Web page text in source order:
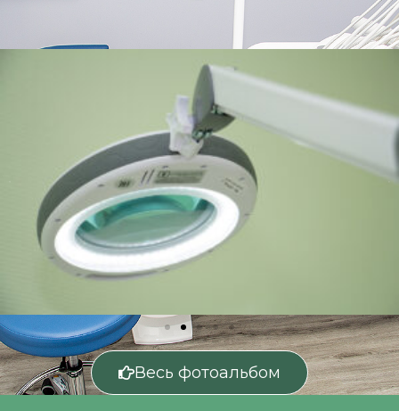
Весь фотоальбом